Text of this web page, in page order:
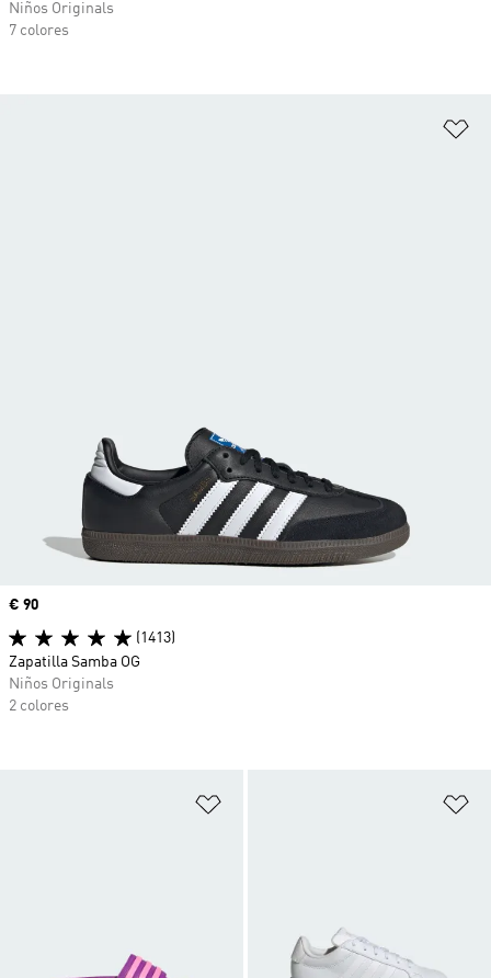
Niños Originals
7 colores
Precio
€ 90
(1413)
Zapatilla Samba OG
Niños Originals
2 colores